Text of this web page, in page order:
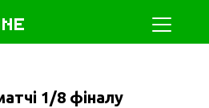
1/8 фіналу